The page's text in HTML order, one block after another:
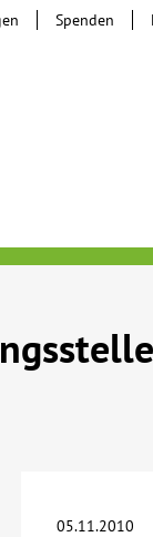
Spenden
05.11.2010